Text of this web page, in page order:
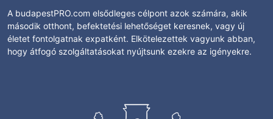
A budapestPRO.com elsődleges célpont azok számára, akik
második otthont, befektetési lehetőséget keresnek, vagy új
életet fontolgatnak expatként. Elkötelezettek vagyunk abban,
hogy átfogó szolgáltatásokat nyújtsunk ezekre az igényekre.